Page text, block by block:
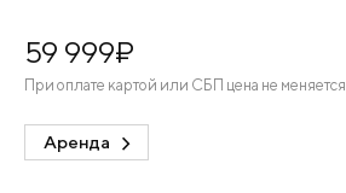
59 999¤
При оплате картой или СБП цена не меняется
Аренда